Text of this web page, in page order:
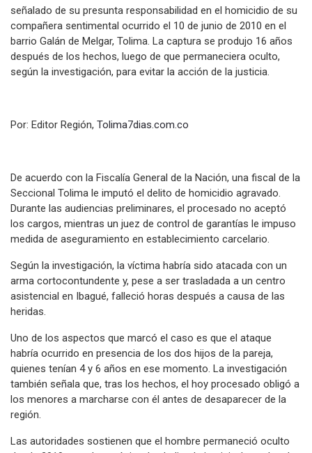
señalado de su presunta responsabilidad en el homicidio de su
compañera sentimental ocurrido el 10 de junio de 2010 en el
barrio Galán de Melgar, Tolima. La captura se produjo 16 años
después de los hechos, luego de que permaneciera oculto,
según la investigación, para evitar la acción de la justicia.
Por: Editor Región, Tolima7dias.com.co
De acuerdo con la Fiscalía General de la Nación, una fiscal de la
Seccional Tolima le imputó el delito de homicidio agravado.
Durante las audiencias preliminares, el procesado no aceptó
los cargos, mientras un juez de control de garantías le impuso
medida de aseguramiento en establecimiento carcelario.
Según la investigación, la víctima habría sido atacada con un
arma cortocontundente y, pese a ser trasladada a un centro
asistencial en Ibagué, falleció horas después a causa de las
heridas.
Uno de los aspectos que marcó el caso es que el ataque
habría ocurrido en presencia de los dos hijos de la pareja,
quienes tenían 4 y 6 años en ese momento. La investigación
también señala que, tras los hechos, el hoy procesado obligó a
los menores a marcharse con él antes de desaparecer de la
región.
Las autoridades sostienen que el hombre permaneció oculto